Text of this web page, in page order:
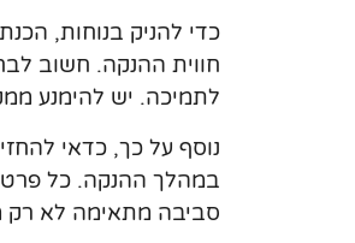
כדי להניק בנוחות,
חווית ההנקה. חשוב
לתמיכה. יש להימנע
נוסף על כך, כדאי
במהלך ההנקה. כל פרט
סביבה מתאימה לא רק